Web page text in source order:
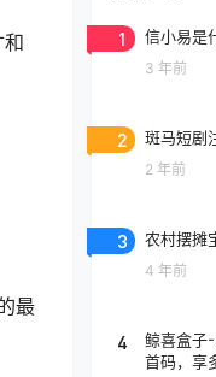
最
1 信小易是
3 年前
2 斑马短剧
2 年前
3 农村摆摊
4 年前
4
鲸喜盒子
首码，享